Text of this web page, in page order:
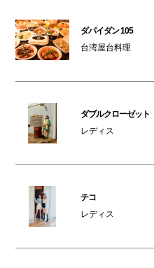
ダパイダン 105
台湾屋台料理
ダブルクローゼット
レディス
チコ
レディス